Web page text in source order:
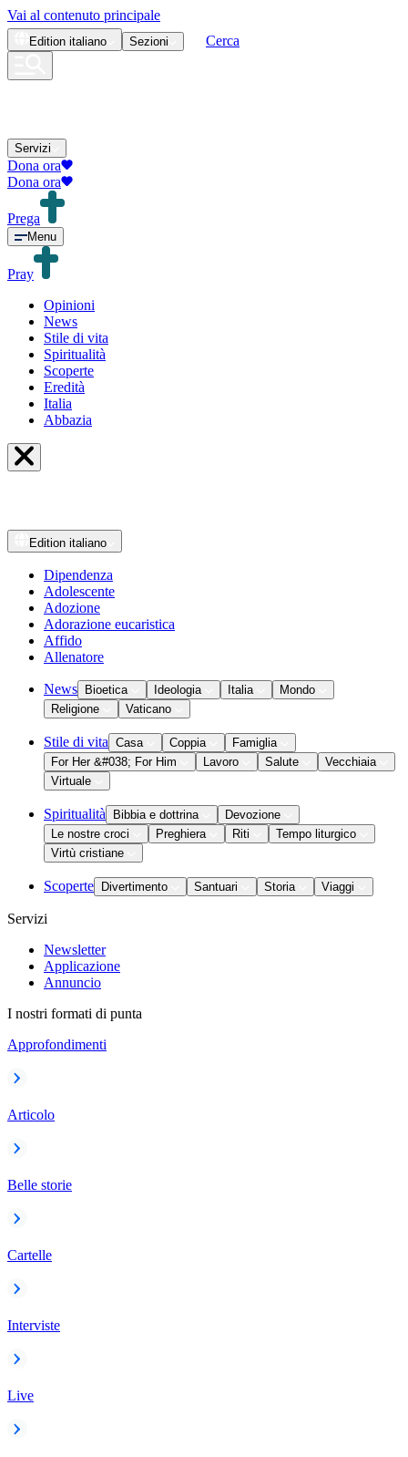
Vai al contenuto principale
Edition italiano Sezioni Cerca
Servizi
Dona ora
Dona ora
Prega
Menu
Pray
Opinioni
News
Stile di vita
Spiritualità
Scoperte
Eredità
Italia
Abbazia
Edition italiano
Dipendenza
Adolescente
Adozione
Adorazione eucaristica
Affido
Allenatore
News Bioetica Ideologia Italia
Mondo
Religione
Vaticano
Stile di vita Casa Coppia
Famiglia
For Her &#038; For Him
Lavoro Salute
Vecchiaia
Virtuale
Spiritualità Bibbia e dottrina
Devozione
Le nostre croci
Preghiera Riti
Tempo liturgico
Virtù cristiane
Scoperte Divertimento Santuari Storia Viaggi
Servizi
Newsletter
Applicazione
Annuncio
I nostri formati di punta
Approfondimenti
Articolo
Belle storie
Cartelle
Interviste
Live